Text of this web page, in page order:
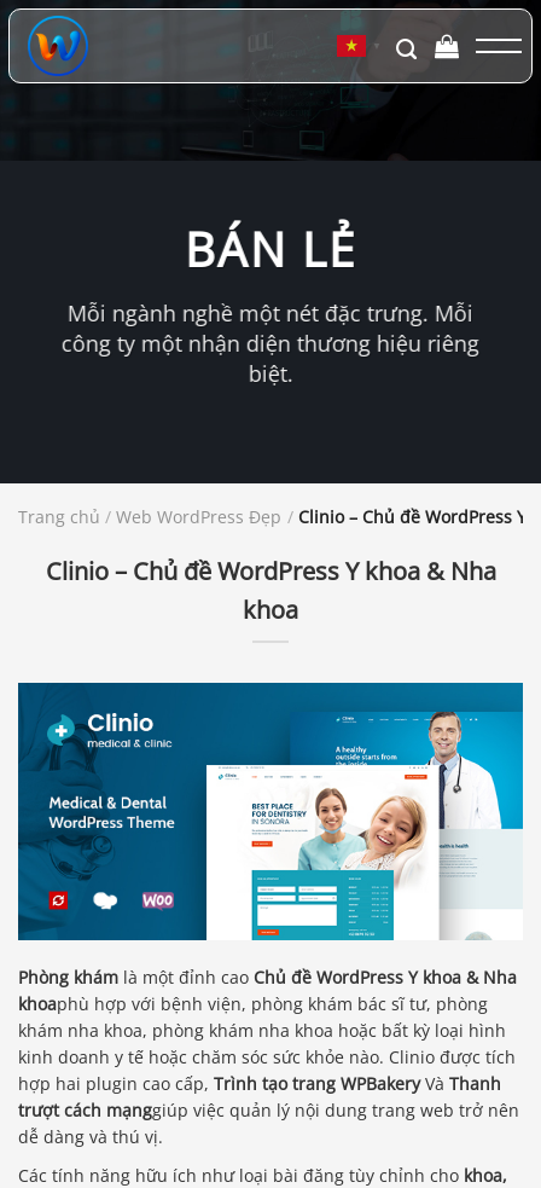
Chuyển
đến
dung
▼
BÁN LẺ
Mỗi ngành nghề một nét đặc trưng. Mỗi
công ty một nhận diện thương hiệu riêng
biệt.
Trang chủ / Web WordPress Đẹp / Clinio – Chủ đề WordPress Y
Clinio – Chủ đề WordPress Y khoa & Nha
khoa
Phòng khám là một đỉnh cao Chủ đề WordPress Y khoa & Nha
khoaphù hợp với bệnh viện, phòng khám bác sĩ tư, phòng
khám nha khoa, phòng khám nha khoa hoặc bất kỳ loại hình
kinh doanh y tế hoặc chăm sóc sức khỏe nào. Clinio được tích
hợp hai plugin cao cấp, Trình tạo trang WPBakeryVà Thanh
trượt cách mạnggiúp việc quản lý nội dung trang web trở nên
dễ dàng và thú vị.
Các tính năng hữu ích như loại bài đăng tùy chỉnh cho khoa,